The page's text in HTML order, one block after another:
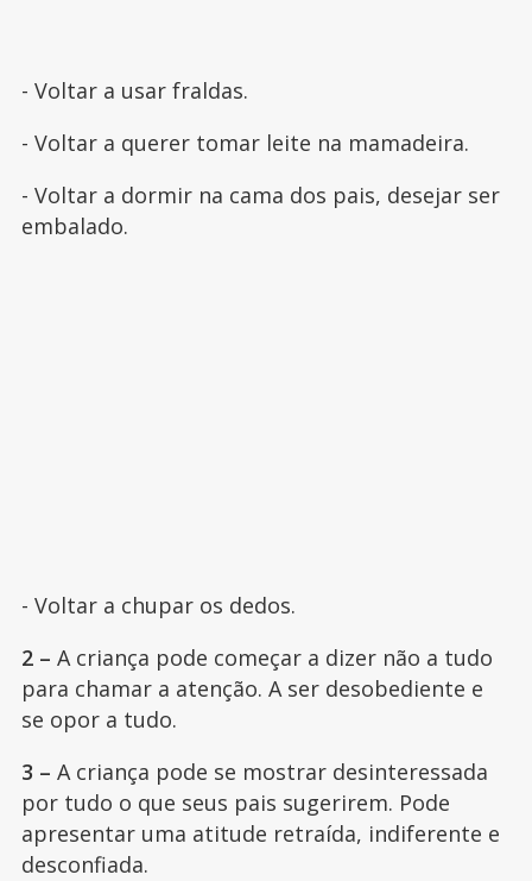
- Voltar a usar fraldas.
- Voltar a querer tomar leite na mamadeira.
- Voltar a dormir na cama dos pais, desejar ser
embalado.
- Voltar a chupar os dedos.
2 – A criança pode começar a dizer não a tudo
para chamar a atenção. A ser desobediente e
se opor a tudo.
3 – A criança pode se mostrar desinteressada
por tudo o que seus pais sugerirem. Pode
apresentar uma atitude retraída, indiferente e
desconfiada.